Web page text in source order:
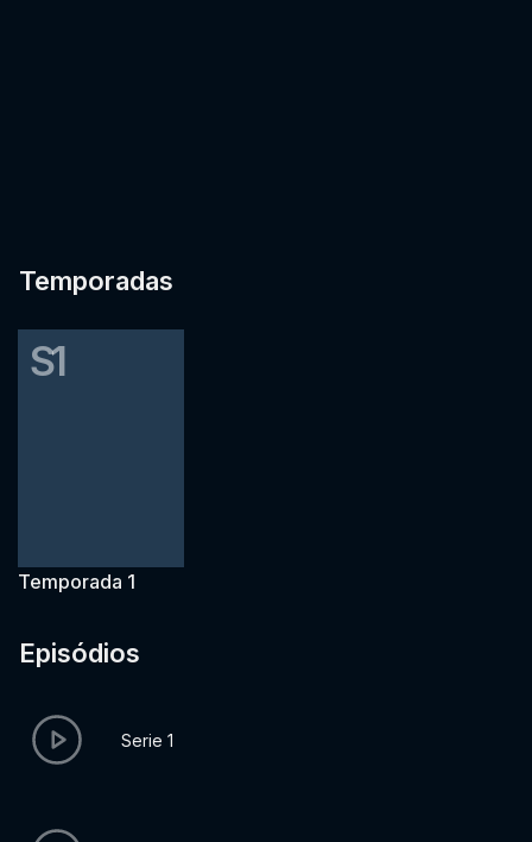
Temporadas
S1
Temporada 1
Episódios
Serie 1